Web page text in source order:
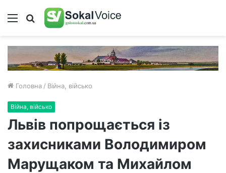
Меню Пошук
Головна / Війна, військо
Війна, військо
Львів попрощається із
захисниками Володимиром
Марущаком та Михайлом